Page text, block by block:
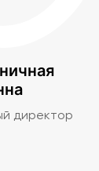
директор